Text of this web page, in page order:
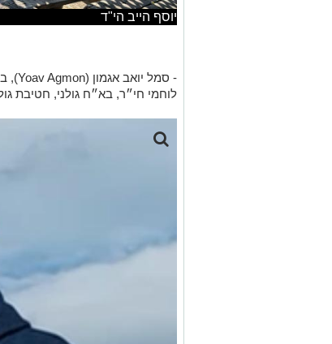
יוסף הייב הי"ד
לוחמי חי״ר, בא״ח גולני, חטיבת